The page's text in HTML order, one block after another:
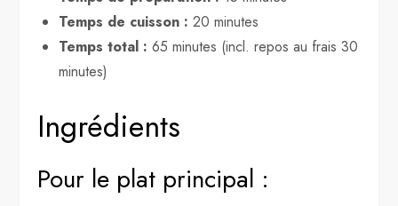
Temps de cuisson : 20 minutes
Temps total : 65 minutes (incl. repos au frais 30
minutes)
Ingrédients
Pour le plat principal :